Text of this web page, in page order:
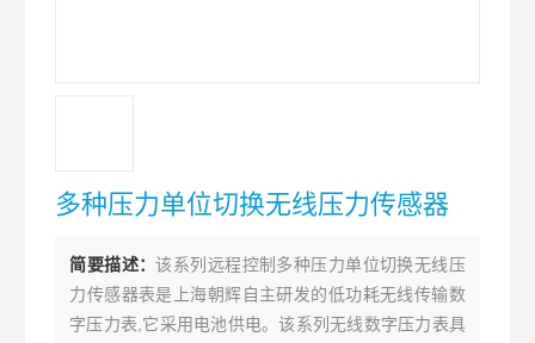
多种压力单位切换无线压力传感器
简要描述：该系列远程控制多种压力单位切换无线压
力传感器表是上海朝辉自主研发的低功耗无线传输数
字压力表,它采用电池供电。该系列无线数字压力表具